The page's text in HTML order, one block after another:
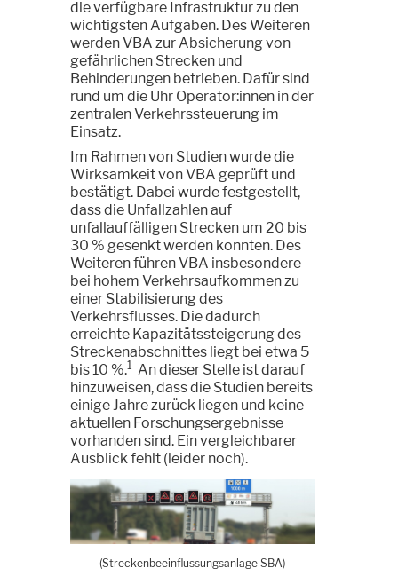
die verfügbare Infrastruktur zu den
wichtigsten Aufgaben. Des Weiteren
werden VBA zur Absicherung von
gefährlichen Strecken und
Behinderungen betrieben. Dafür sind
rund um die Uhr Operator:innen in der
zentralen Verkehrssteuerung im
Einsatz.
Im Rahmen von Studien wurde die
Wirksamkeit von VBA geprüft und
bestätigt. Dabei wurde festgestellt,
dass die Unfallzahlen auf
unfallauffälligen Strecken um 20 bis
30 % gesenkt werden konnten. Des
Weiteren führen VBA insbesondere
bei hohem Verkehrsaufkommen zu
einer Stabilisierung des
Verkehrsflusses. Die dadurch
erreichte Kapazitätssteigerung des
Streckenabschnittes liegt bei etwa 5
bis 10 %.1 An dieser Stelle ist darauf
hinzuweisen, dass die Studien bereits
einige Jahre zurück liegen und keine
aktuellen Forschungsergebnisse
vorhanden sind. Ein vergleichbarer
Ausblick fehlt (leider noch).
(Streckenbeeinflussungsanlage SBA)